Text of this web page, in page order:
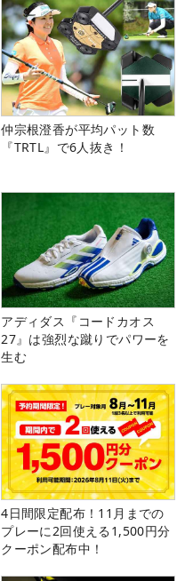
仲宗根澄香が平均パット数
『TRTL』で6人抜き！
アディダス『コードカオス
27』は強烈な蹴りでパワーを
生む
4日間限定配布！11月までの
プレーに2回使える1,500円分
クーポン配布中！